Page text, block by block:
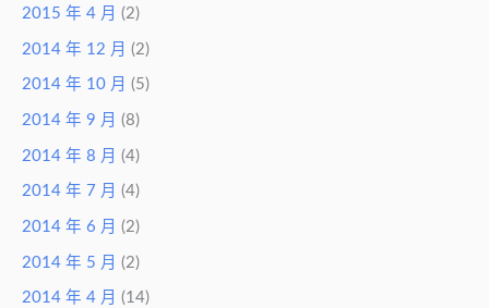
2015 年 4 月 (2)
2014 年 12 月 (2)
2014 年 10 月 (5)
2014 年 9 月 (8)
2014 年 8 月 (4)
2014 年 7 月 (4)
2014 年 6 月 (2)
2014 年 5 月 (2)
2014 年 4 月 (14)